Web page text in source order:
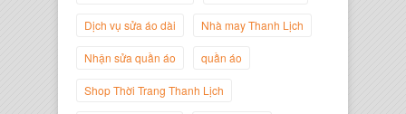
Dịch vụ sửa áo dài Nhà may Thanh Lịch
Nhận sửa quần áo quần áo
Shop Thời Trang Thanh Lịch